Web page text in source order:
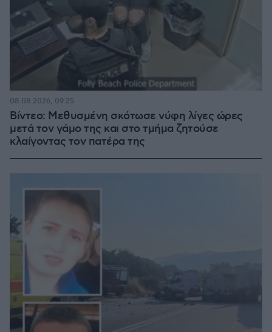
Βίντεο: Μεθυσμένη σκότωσε νύφη λίγες ώρες
μετά τον γάμο της και στο τμήμα ζητούσε
κλαίγοντας τον πατέρα της
08.08.2026, 09:25